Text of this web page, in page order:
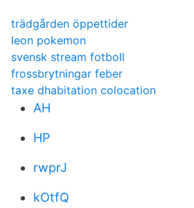
trädgården öppettider
leon pokemon
svensk stream fotboll
frossbrytningar feber
taxe dhabitation colocation
AH
HP
rwprJ
kOtfQ